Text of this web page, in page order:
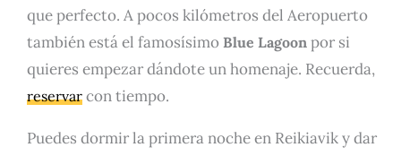
que perfecto. A pocos kilómetros del Aeropuerto
también está el famosísimo Blue Lagoon por si
quieres empezar dándote un homenaje. Recuerda,
reservar con tiempo.
Puedes dormir la primera noche en Reikiavik y dar